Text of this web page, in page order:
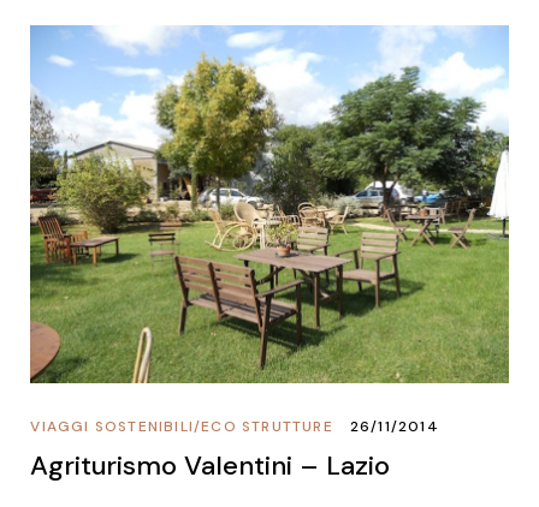
ECO STRUTTURE
/
VIAGGI SOSTENIBILI 26/11/2014
Agriturismo Valentini – Lazio